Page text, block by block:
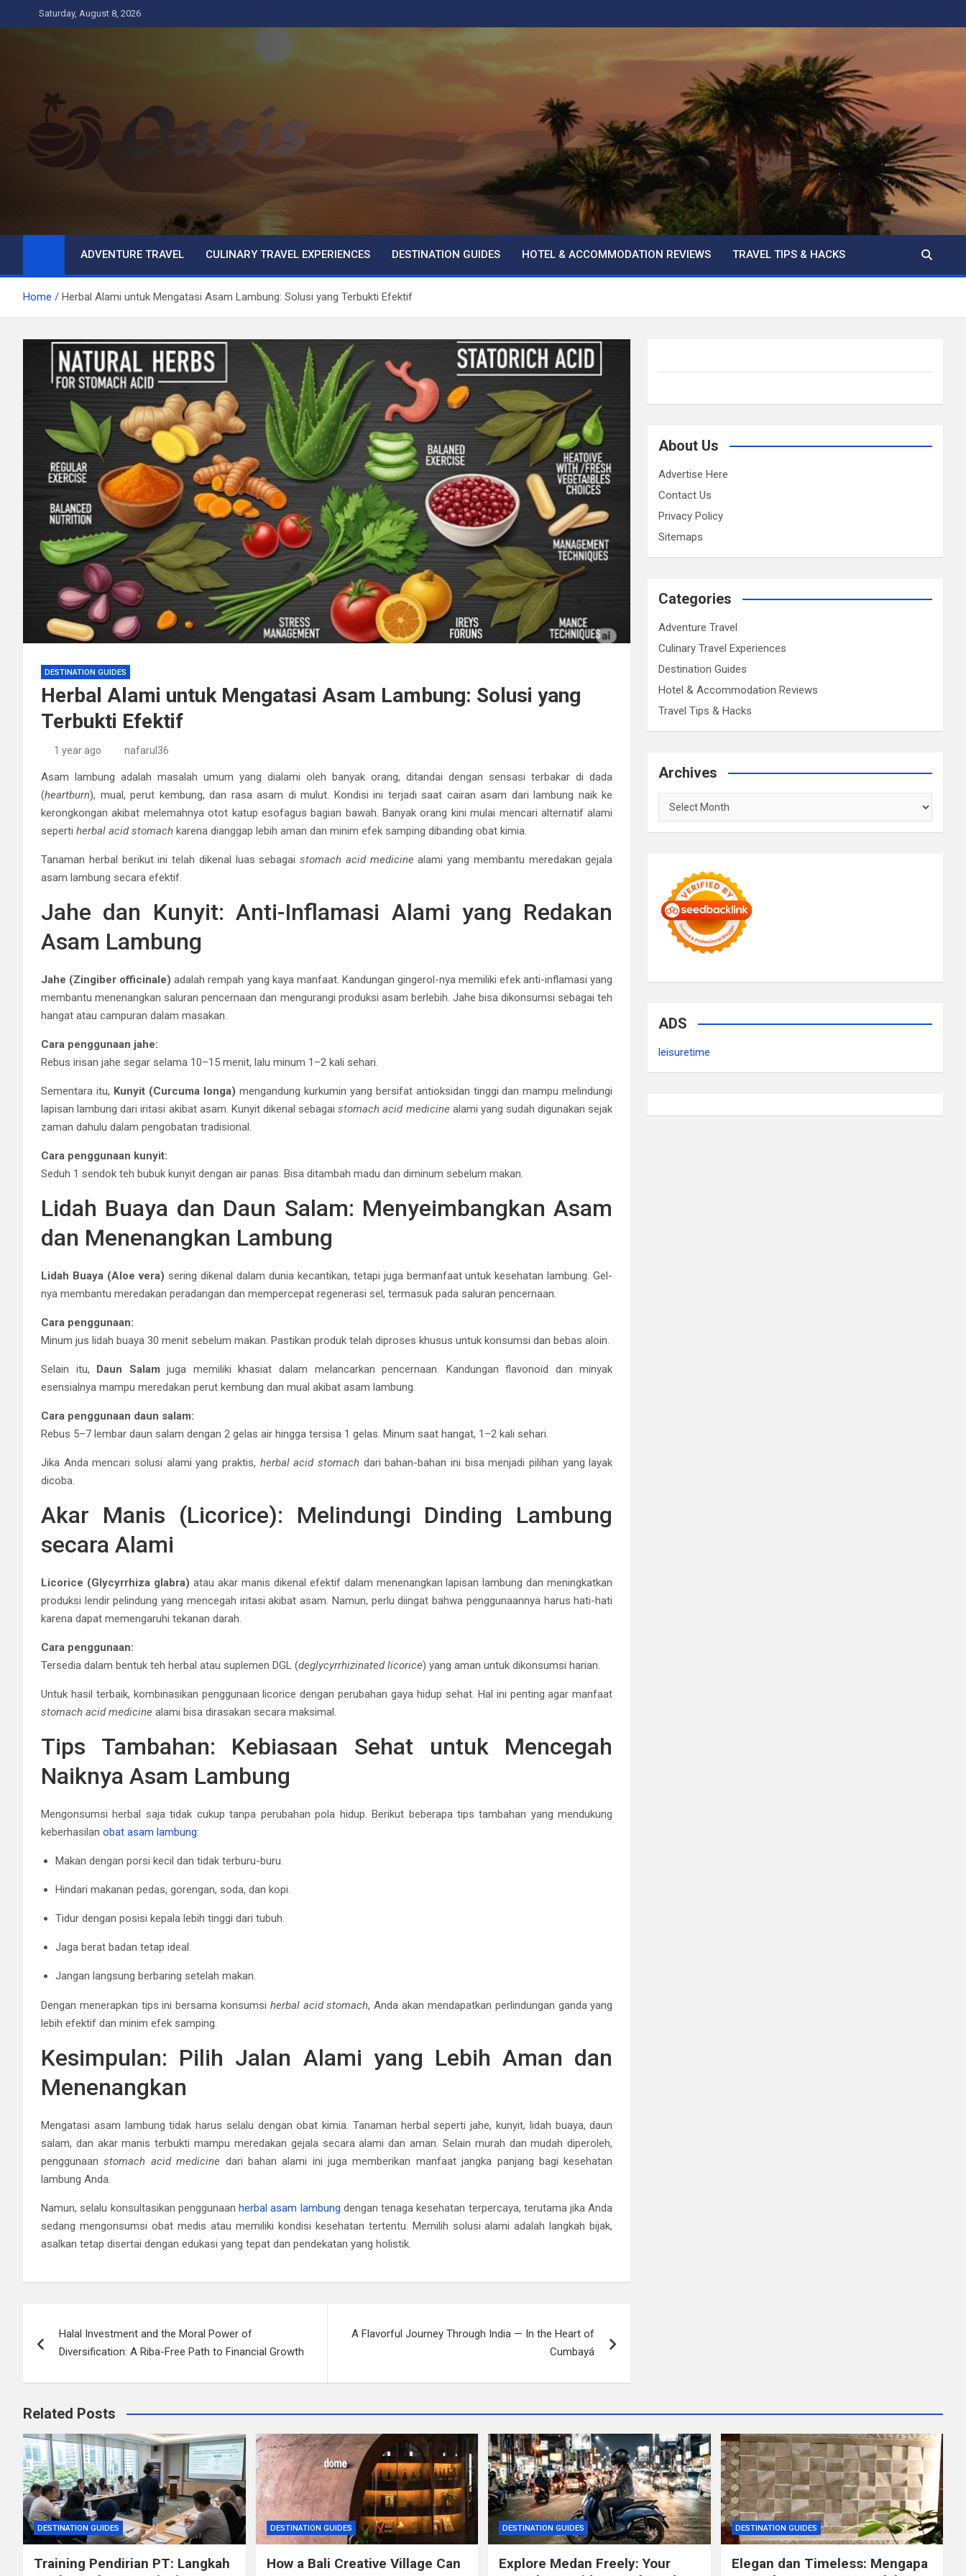
to
Saturday, August 8, 2026
Oasis
ADVENTURE TRAVEL CULINARY TRAVEL EXPERIENCES DESTINATION GUIDES HOTEL & ACCOMMODATION REVIEWS TRAVEL TIPS & HACKS
Home Herbal Alami untuk Mengatasi Asam Lambung: Solusi yang Terbukti Efektif
DESTINATION GUIDES
Herbal Alami untuk Mengatasi Asam Lambung: Solusi yang
Terbukti Efektif
1 year ago nafarul36
Asam lambung adalah masalah umum yang dialami oleh banyak orang, ditandai dengan sensasi terbakar di dada
(heartburn), mual, perut kembung, dan rasa asam di mulut. Kondisi ini terjadi saat cairan asam dari lambung naik ke
kerongkongan akibat melemahnya otot katup esofagus bagian bawah. Banyak orang kini mulai mencari alternatif alami
seperti herbal acid stomach karena dianggap lebih aman dan minim efek samping dibanding obat kimia.
Tanaman herbal berikut ini telah dikenal luas sebagaistomach acid medicine alami yang membantu meredakan gejala
asam lambung secara efektif.
Jahe dan Kunyit: Anti-Inflamasi Alami yang Redakan
Asam Lambung
Jahe (Zingiber officinale) adalah rempah yang kaya manfaat. Kandungan gingerol-nya memiliki efek anti-inflamasi yang
membantu menenangkan saluran pencernaan dan mengurangi produksi asam berlebih. Jahe bisa dikonsumsi sebagai teh
hangat atau campuran dalam masakan.
Cara penggunaan jahe:
Rebus irisan jahe segar selama 10–15 menit, lalu minum 1–2 kali sehari.
Sementara itu, Kunyit (Curcuma longa) mengandung kurkumin yang bersifat antioksidan tinggi dan mampu melindungi
lapisan lambung dari iritasi akibat asam. Kunyit dikenal sebagaistomach acid medicine alami yang sudah digunakan sejak
zaman dahulu dalam pengobatan tradisional.
Cara penggunaan kunyit:
Seduh 1 sendok teh bubuk kunyit dengan air panas. Bisa ditambah madu dan diminum sebelum makan.
Lidah Buaya dan Daun Salam: Menyeimbangkan Asam
dan Menenangkan Lambung
Lidah Buaya (Aloe vera) sering dikenal dalam dunia kecantikan, tetapi juga bermanfaat untuk kesehatan lambung. Gel-
nya membantu meredakan peradangan dan mempercepat regenerasi sel, termasuk pada saluran pencernaan.
Cara penggunaan:
Minum jus lidah buaya 30 menit sebelum makan. Pastikan produk telah diproses khusus untuk konsumsi dan bebas aloin.
Selain itu, Daun Salam juga memiliki khasiat dalam melancarkan pencernaan. Kandungan flavonoid dan minyak
esensialnya mampu meredakan perut kembung dan mual akibat asam lambung.
Cara penggunaan daun salam:
Rebus 5–7 lembar daun salam dengan 2 gelas air hingga tersisa 1 gelas. Minum saat hangat, 1–2 kali sehari.
Jika Anda mencari solusi alami yang praktis, herbal acid stomach dari bahan-bahan ini bisa menjadi pilihan yang layak
dicoba.
Akar Manis (Licorice): Melindungi Dinding Lambung
secara Alami
Licorice (Glycyrrhiza glabra) atau akar manis dikenal efektif dalam menenangkan lapisan lambung dan meningkatkan
produksi lendir pelindung yang mencegah iritasi akibat asam. Namun, perlu diingat bahwa penggunaannya harus hati-hati
karena dapat memengaruhi tekanan darah.
Cara penggunaan:
Tersedia dalam bentuk teh herbal atau suplemen DGL (deglycyrrhizinated licorice) yang aman untuk dikonsumsi harian.
Untuk hasil terbaik, kombinasikan penggunaan licorice dengan perubahan gaya hidup sehat. Hal ini penting agar manfaat
stomach acid medicine alami bisa dirasakan secara maksimal.
Tips Tambahan: Kebiasaan Sehat untuk Mencegah
Naiknya Asam Lambung
Mengonsumsi herbal saja tidak cukup tanpa perubahan pola hidup. Berikut beberapa tips tambahan yang mendukung
keberhasilan obat asam lambung:
Makan dengan porsi kecil dan tidak terburu-buru.
Hindari makanan pedas, gorengan, soda, dan kopi.
Tidur dengan posisi kepala lebih tinggi dari tubuh.
Jaga berat badan tetap ideal.
Jangan langsung berbaring setelah makan.
Dengan menerapkan tips ini bersama konsumsi herbal acid stomach, Anda akan mendapatkan perlindungan ganda yang
lebih efektif dan minim efek samping.
Kesimpulan: Pilih Jalan Alami yang Lebih Aman dan
Menenangkan
Mengatasi asam lambung tidak harus selalu dengan obat kimia. Tanaman herbal seperti jahe, kunyit, lidah buaya, daun
salam, dan akar manis terbukti mampu meredakan gejala secara alami dan aman. Selain murah dan mudah diperoleh,
penggunaanstomach acid medicine dari bahan alami ini juga memberikan manfaat jangka panjang bagi kesehatan
lambung Anda.
Namun, selalu konsultasikan penggunaanherbal asam lambung dengan tenaga kesehatan terpercaya, terutama jika Anda
sedang mengonsumsi obat medis atau memiliki kondisi kesehatan tertentu. Memilih solusi alami adalah langkah bijak,
asalkan tetap disertai dengan edukasi yang tepat dan pendekatan yang holistik.
navigation
Halal Investment and the Moral Power of
Diversification: A Riba-Free Path to Financial Growth
A Flavorful Journey Through India — In the Heart of
Cumbayá
About Us
Advertise Here
Contact Us
Privacy Policy
Sitemaps
Categories
Adventure Travel
Culinary Travel Experiences
Destination Guides
Hotel & Accommodation Reviews
Travel Tips & Hacks
Archives
Archives
ADS
leisuretime
Related Posts
DESTINATION GUIDES
Training Pendirian PT: Langkah
DESTINATION GUIDES
How a Bali Creative Village Can
DESTINATION GUIDES
Explore Medan Freely: Your
DESTINATION GUIDES
Elegan dan Timeless: Mengapa